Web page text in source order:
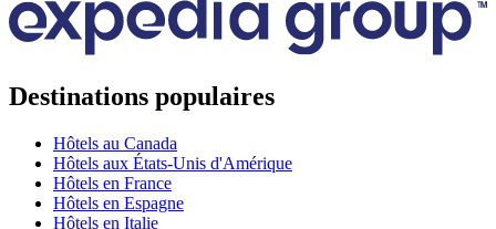
Destinations populaires
Hôtels au Canada
Hôtels aux États-Unis d'Amérique
Hôtels en France
Hôtels en Espagne
Hôtels en Italie